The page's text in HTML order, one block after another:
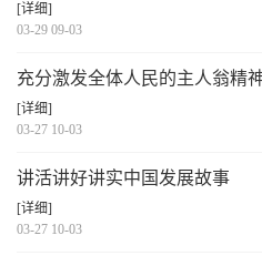
[详细]
03-29 09-03
充分激发全体人民的主人翁精
[详细]
03-27 10-03
讲活讲好讲实中国发展故事
[详细]
03-27 10-03